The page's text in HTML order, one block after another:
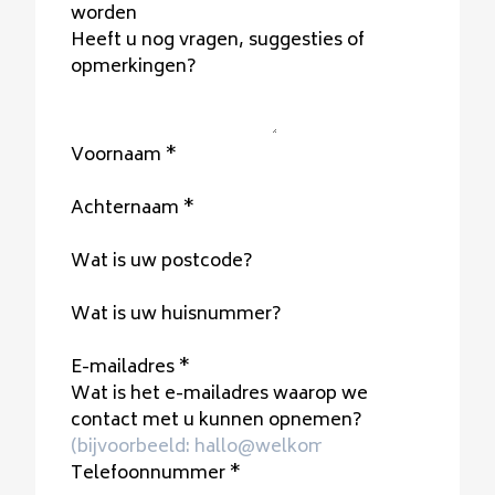
worden
Heeft u nog vragen, suggesties of
opmerkingen?
Voornaam *
Achternaam *
Wat is uw postcode?
Wat is uw huisnummer?
E-mailadres*
Wat is het e-mailadres waarop we
contact met u kunnen opnemen?
Telefoonnummer*